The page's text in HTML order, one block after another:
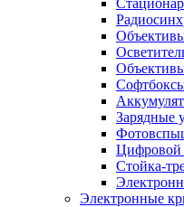
Зарядные
Цифровой
Стойка-
Электронные